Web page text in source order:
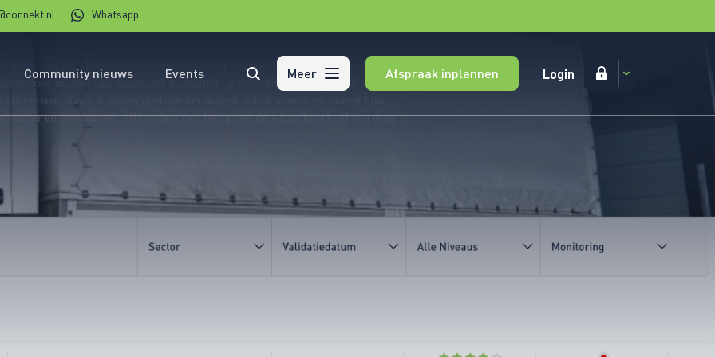
Whatsapp
Community nieuws EventsZoeken Meer Afspraak inplannen Login